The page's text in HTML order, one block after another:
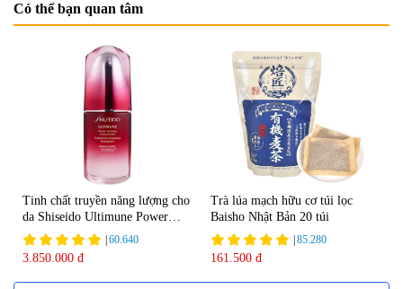
Có thể bạn quan tâm
Tinh chất truyền năng lượng cho
da Shiseido Ultimune Power
75ml
60.640
3.850.000 đ
Trà lúa mạch hữu cơ túi lọc
Baisho Nhật Bản 20 túi
85.280
161.500 đ